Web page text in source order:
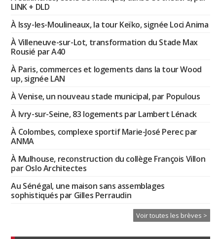
LINK + DLD
À Issy-les-Moulineaux, la tour Keïko, signée Loci Anima
À Villeneuve-sur-Lot, transformation du Stade Max
Rousié par A40
À Paris, commerces et logements dans la tour Wood
up, signée LAN
À Venise, un nouveau stade municipal, par Populous
À Ivry-sur-Seine, 83 logements par Lambert Lénack
À Colombes, complexe sportif Marie-José Perec par
ANMA
À Mulhouse, reconstruction du collège François Villon
par Oslo Architectes
Au Sénégal, une maison sans assemblages
sophistiqués par Gilles Perraudin
Voir toutes les brèves >